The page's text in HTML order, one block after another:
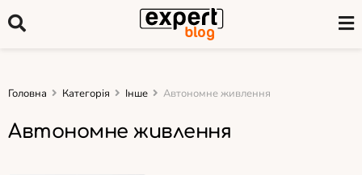
Головна Категорія Інше Автономне живлення
Автономне живлення